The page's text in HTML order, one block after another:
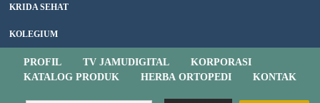
KRIDA SEHAT
KOLEGIUM
PROFIL TV JAMUDIGITAL
KORPORASI
KATALOG PRODUK
HERBA ORTOPEDI KONTAK